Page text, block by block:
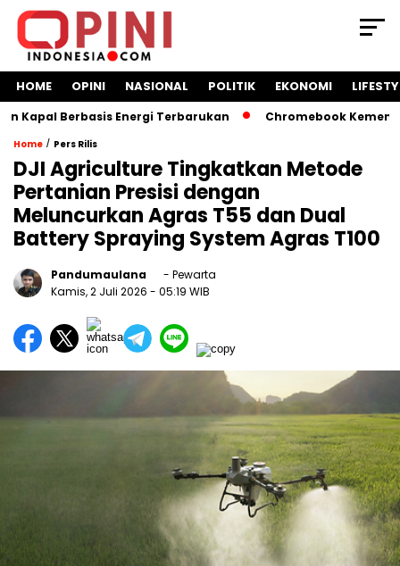
HOME OPINI NASIONAL POLITIK EKONOMI
Berbasis Energi Terbarukan Chromebook
Home / Pers Rilis
DJI Agriculture Tingkatkan Metode
Pertanian Presisi dengan
Meluncurkan Agras T55 dan Dual
Battery Spraying System Agras T100
Pandumaulana
- Pewarta
Kamis, 2 Juli 2026 - 05:19 WIB